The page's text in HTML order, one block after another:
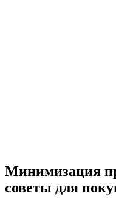
Минимизация
советы для